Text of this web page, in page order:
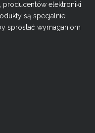
producentów elektroniki
są specjalnie
sprostać wymaganiom